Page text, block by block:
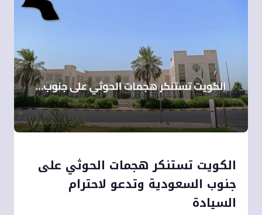
الكويت تستنكر هجمات الحوثي على
جنوب السعودية وتدعو لاحترام
السيادة